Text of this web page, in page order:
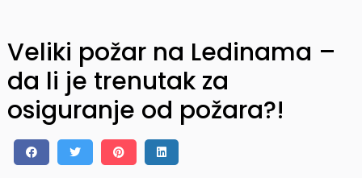
Veliki požar na Ledinama –
da li je trenutak za
osiguranje od požara?!